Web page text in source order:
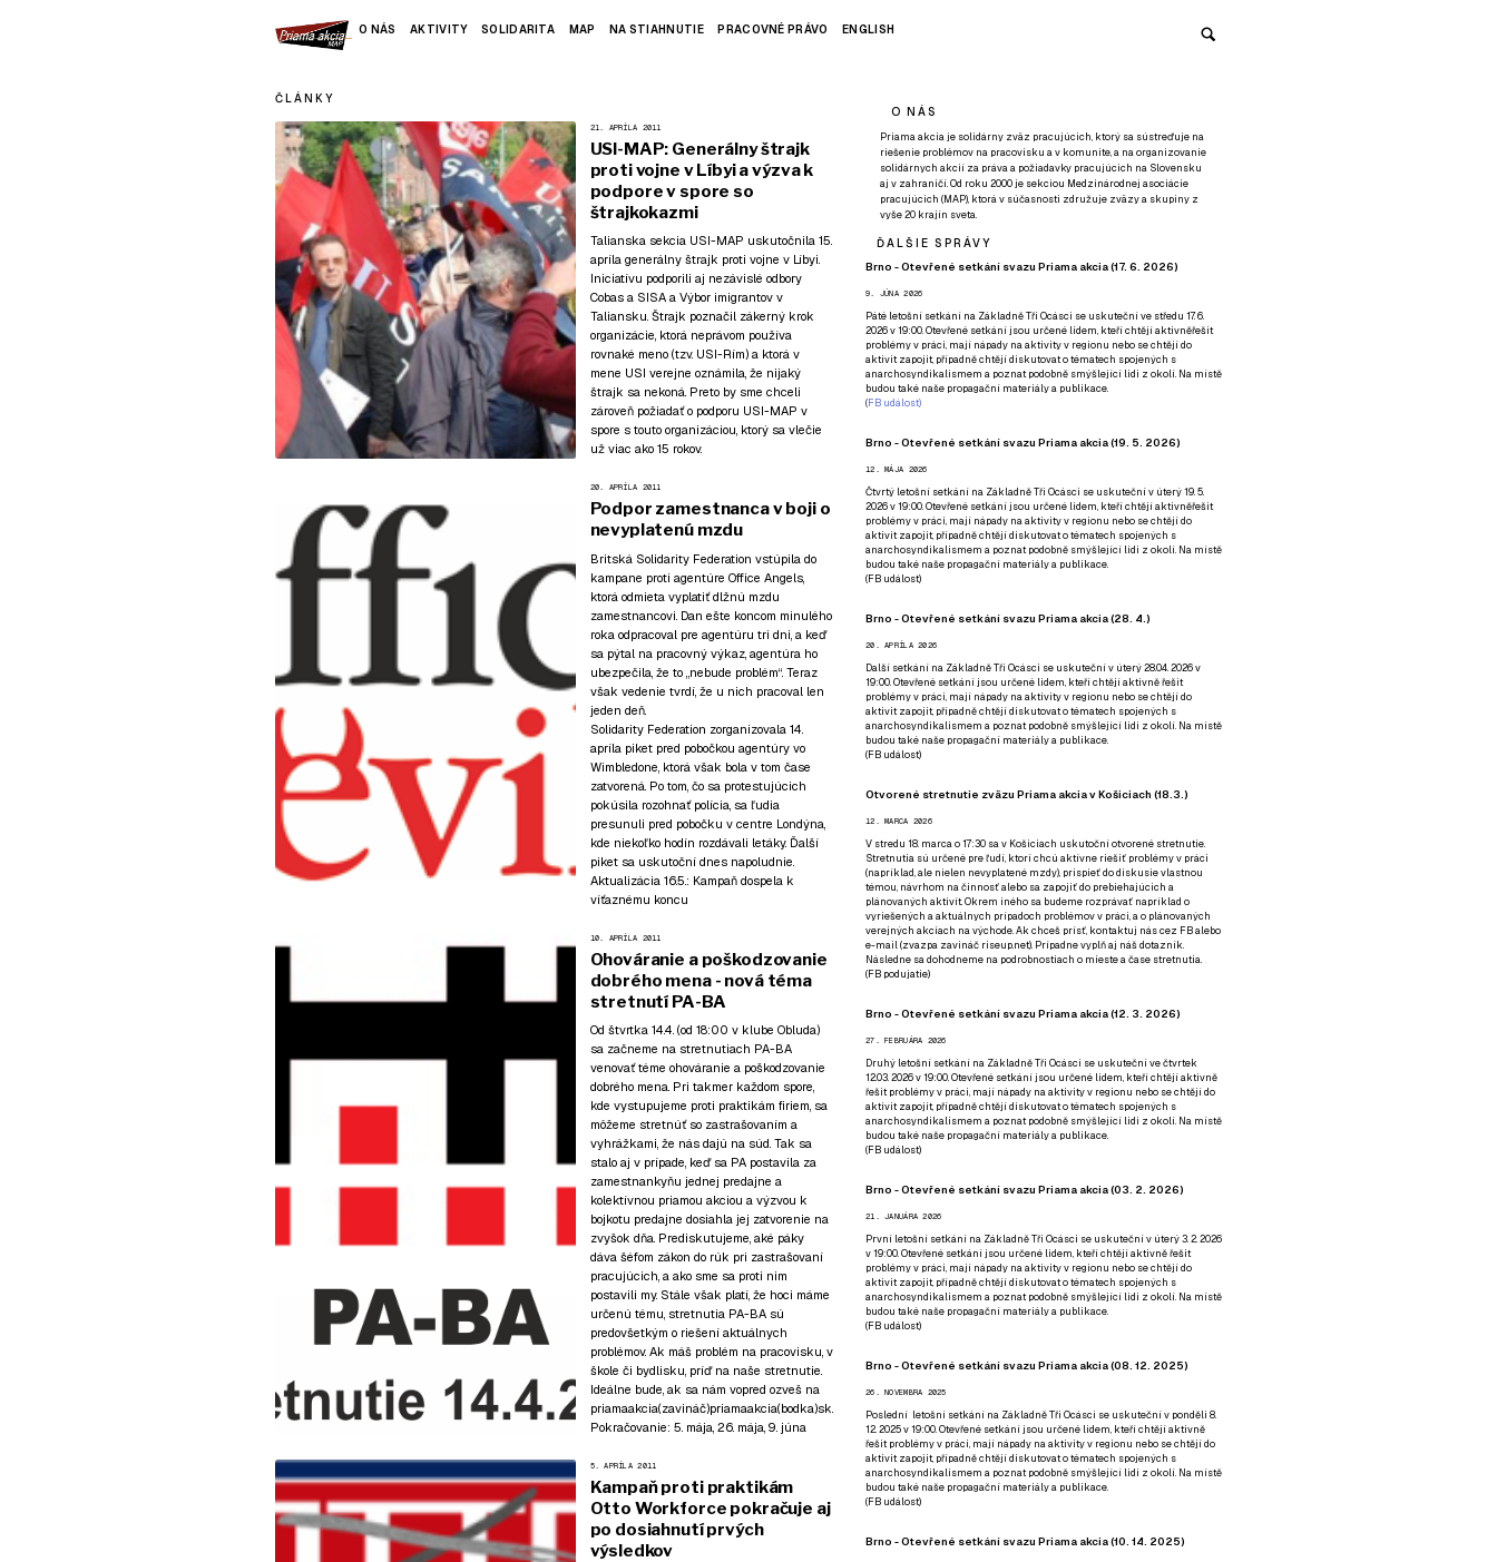
O NÁS AKTIVITY SOLIDARITA MAP NA STIAHNUTIE PRACOVNÉ PRÁVO ENGLISH
ČLÁNKY
21. APRÍLA 2011
USI-MAP: Generálny štrajk
proti vojne v Líbyi a výzva k
podpore v spore so
štrajkokazmi
Talianska sekcia USI-MAP uskutočnila 15.
apríla generálny štrajk proti vojne v Líbyi.
Iniciatívu podporili aj nezávislé odbory
Cobas a SISA a Výbor imigrantov v
Taliansku. Štrajk poznačil zákerný krok
organizácie, ktorá neprávom používa
rovnaké meno (tzv. USI-Rím) a ktorá v
mene USI verejne oznámila, že nijaký
štrajk sa nekoná. Preto by sme chceli
zároveň požiadať o podporu USI-MAP v
spore s touto organizáciou, ktorý sa vlečie
už viac ako 15 rokov.
20. APRÍLA 2011
Podpor zamestnanca v boji o
nevyplatenú mzdu
Britská Solidarity Federation vstúpila do
kampane proti agentúre Office Angels,
ktorá odmieta vyplatiť dlžnú mzdu
zamestnancovi. Dan ešte koncom minulého
roka odpracoval pre agentúru tri dni, a keď
sa pýtal na pracovný výkaz, agentúra ho
ubezpečila, že to „nebude problém“. Teraz
však vedenie tvrdí, že u nich pracoval len
jeden deň.
Solidarity Federation zorganizovala 14.
apríla piket pred pobočkou agentúry vo
Wimbledone, ktorá však bola v tom čase
zatvorená. Po tom, čo sa protestujúcich
pokúsila rozohnať polícia, sa ľudia
presunuli pred pobočku v centre Londýna,
kde niekoľko hodín rozdávali letáky. Ďalší
piket sa uskutoční dnes napoludnie.
Aktualizácia 16.5.: Kampaň dospela k
víťaznému koncu
10. APRÍLA 2011
Ohováranie a poškodzovanie
dobrého mena - nová téma
stretnutí PA-BA
Od štvrtka 14.4. (od 18:00 v klube Obluda)
sa začneme na stretnutiach PA-BA
venovať téme ohováranie a poškodzovanie
dobrého mena. Pri takmer každom spore,
kde vystupujeme proti praktikám firiem, sa
môžeme stretnúť so zastrašovaním a
vyhrážkami, že nás dajú na súd. Tak sa
stalo aj v prípade, keď sa PA postavila za
zamestnankyňu jednej predajne a
kolektívnou priamou akciou a výzvou k
bojkotu predajne dosiahla jej zatvorenie na
zvyšok dňa. Prediskutujeme, aké páky
dáva šéfom zákon do rúk pri zastrašovaní
pracujúcich, a ako sme sa proti nim
postavili my. Stále však platí, že hoci máme
určenú tému, stretnutia PA-BA sú
predovšetkým o riešení aktuálnych
problémov. Ak máš problém na pracovisku, v
škole či bydlisku, príď na naše stretnutie.
Ideálne bude, ak sa nám vopred ozveš na
priamaakcia(zavináč)priamaakcia(bodka)sk.
Pokračovanie: 5. mája, 26. mája, 9. júna
5. APRÍLA 2011
Kampaň proti praktikám
Otto Workforce pokračuje aj
po dosiahnutí prvých
výsledkov
O NÁS
Priama akcia je solidárny zväz pracujúcich, ktorý sa sústreďuje na
riešenie problémov na pracovisku a v komunite, a na organizovanie
solidárnych akcií za práva a požiadavky pracujúcich na Slovensku
aj v zahraničí. Od roku 2000 je sekciou Medzinárodnej asociácie
pracujúcich (MAP), ktorá v súčasnosti združuje zväzy a skupiny z
vyše 20 krajín sveta.
ĎALŠIE SPRÁVY
Brno - Otevřené setkání svazu Priama akcia (17. 6. 2026)
9. JÚNA 2026
Páté letošní setkání na Základně Tři Ocásci se uskuteční ve středu 17. 6.
2026 v 19:00. Otevřené setkání jsou určené lidem, kteří chtějí aktivněřešit
problémy v práci, mají nápady na aktivity v regionu nebo se chtějí do
aktivit zapojit, případně chtějí diskutovat o tématech spojených s
anarchosyndikalismem a poznat podobně smýšlející lidi z okolí. Na místě
budou také naše propagační materiály a publikace.
(FB událost)
Brno - Otevřené setkání svazu Priama akcia (19. 5. 2026)
12. MÁJA 2026
Čtvrtý letošní setkání na Základně Tři Ocásci se uskuteční v úterý 19. 5.
2026 v 19:00. Otevřené setkání jsou určené lidem, kteří chtějí aktivněřešit
problémy v práci, mají nápady na aktivity v regionu nebo se chtějí do
aktivit zapojit, případně chtějí diskutovat o tématech spojených s
anarchosyndikalismem a poznat podobně smýšlející lidi z okolí. Na místě
budou také naše propagační materiály a publikace.
(FB událost)
Brno - Otevřené setkání svazu Priama akcia (28. 4.)
20. APRÍLA 2026
Další setkání na Základně Tři Ocásci se uskuteční v úterý 28.04. 2026 v
19:00. Otevřené setkání jsou určené lidem, kteří chtějí aktivně řešit
problémy v práci, mají nápady na aktivity v regionu nebo se chtějí do
aktivit zapojit, případně chtějí diskutovat o tématech spojených s
anarchosyndikalismem a poznat podobně smýšlející lidi z okolí. Na místě
budou také naše propagační materiály a publikace.
(FB událost)
Otvorené stretnutie zväzu Priama akcia v Košiciach (18.3.)
12. MARCA 2026
V stredu 18. marca o 17:30 sa v Košiciach uskutoční otvorené stretnutie.
Stretnutia sú určené pre ľudí, ktorí chcú aktívne riešiť problémy v práci
(napríklad, ale nielen nevyplatené mzdy), prispieť do diskusie vlastnou
témou, návrhom na činnosť alebo sa zapojiť do prebiehajúcich a
plánovaných aktivít. Okrem iného sa budeme rozprávať napríklad o
vyriešených a aktuálnych prípadoch problémov v práci, a o plánovaných
verejných akciach na východe. Ak chceš prísť, kontaktuj nás cez FBalebo
e-mail (zvazpa zavináč riseup.net). Prípadnevyplň aj náš dotazník.
Následne sa dohodneme na podrobnostiach o mieste a čase stretnutia.
(FB podujatie)
Brno - Otevřené setkání svazu Priama akcia (12. 3. 2026)
27. FEBRUÁRA 2026
Druhý letošní setkání na Základně Tři Ocásci se uskuteční ve čtvrtek
12.03. 2026 v 19:00. Otevřené setkání jsou určené lidem, kteří chtějí aktivně
řešit problémy v práci, mají nápady na aktivity v regionu nebo se chtějí do
aktivit zapojit, případně chtějí diskutovat o tématech spojených s
anarchosyndikalismem a poznat podobně smýšlející lidi z okolí. Na místě
budou také naše propagační materiály a publikace.
(FB událost)
Brno - Otevřené setkání svazu Priama akcia (03. 2. 2026)
21. JANUÁRA 2026
První letošní setkání na Základně Tři Ocásci se uskuteční v úterý 3. 2. 2026
v 19:00. Otevřené setkání jsou určené lidem, kteří chtějí aktivně řešit
problémy v práci, mají nápady na aktivity v regionu nebo se chtějí do
aktivit zapojit, případně chtějí diskutovat o tématech spojených s
anarchosyndikalismem a poznat podobně smýšlející lidi z okolí. Na místě
budou také naše propagační materiály a publikace.
(FB událost)
Brno - Otevřené setkání svazu Priama akcia (08. 12. 2025)
26. NOVEMBRA 2025
Poslední letošní setkání na Základně Tři Ocásci se uskuteční v ponděli 8.
12. 2025 v 19:00. Otevřené setkání jsou určené lidem, kteří chtějí aktivně
řešit problémy v práci, mají nápady na aktivity v regionu nebo se chtějí do
aktivit zapojit, případně chtějí diskutovat o tématech spojených s
anarchosyndikalismem a poznat podobně smýšlející lidi z okolí. Na místě
budou také naše propagační materiály a publikace.
(FB událost)
Brno - Otevřené setkání svazu Priama akcia (10. 14. 2025)